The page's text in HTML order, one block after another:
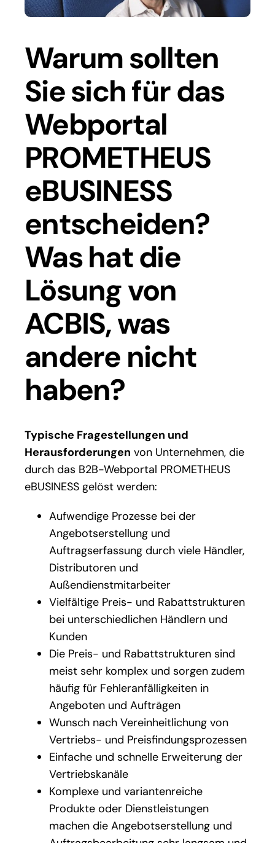
Warum sollten
Sie sich für das
Webportal
PROMETHEUS
eBUSINESS
entscheiden?
Was hat die
Lösung von
ACBIS, was
andere nicht
haben?
Typische Fragestellungen und
Herausforderungen von Unternehmen, die
durch das B2B-Webportal PROMETHEUS
eBUSINESS gelöst werden:
Aufwendige Prozesse bei der
Angebotserstellung und
Auftragserfassung durch viele Händler,
Distributoren und
Außendienstmitarbeiter
Vielfältige Preis- und Rabattstrukturen
bei unterschiedlichen Händlern und
Kunden
Die Preis- und Rabattstrukturen sind
meist sehr komplex und sorgen zudem
häufig für Fehleranfälligkeiten in
Angeboten und Aufträgen
Wunsch nach Vereinheitlichung von
Vertriebs- und Preisfindungsprozessen
Einfache und schnelle Erweiterung der
Vertriebskanäle
Komplexe und variantenreiche
Produkte oder Dienstleistungen
machen die Angebotserstellung und